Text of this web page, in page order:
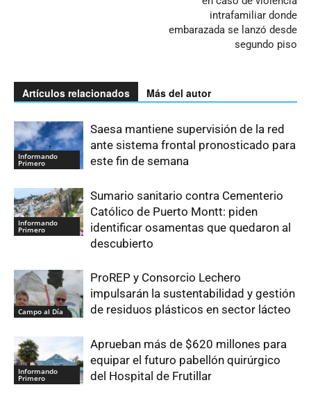
intrafamiliar donde
embarazada se lanzó desde
segundo piso
Artículos relacionados Más del autor
Informando
Primero
Saesa mantiene supervisión de la red
ante sistema frontal pronosticado para
este fin de semana
Informando
Primero
Sumario sanitario contra Cementerio
Católico de Puerto Montt: piden
identificar osamentas que quedaron al
descubierto
Campo al Día
ProREP y Consorcio Lechero
impulsarán la sustentabilidad y gestión
de residuos plásticos en sector lácteo
Informando
Primero
Aprueban más de $620 millones para
equipar el futuro pabellón quirúrgico
del Hospital de Frutillar